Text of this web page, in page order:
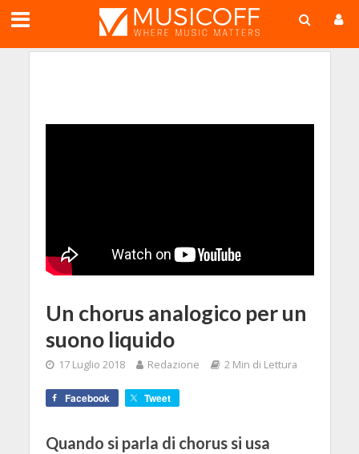
Un chorus analogico per un
suono liquido
17 Luglio 2018 Redazione 2 Min di Lettura
Facebook Tweet
Quando si parla di chorus si usa